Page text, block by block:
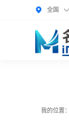
全国
我的位置：